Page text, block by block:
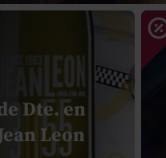
Pascal Jolivet
Vega Sicilia
Dte. en
Leon